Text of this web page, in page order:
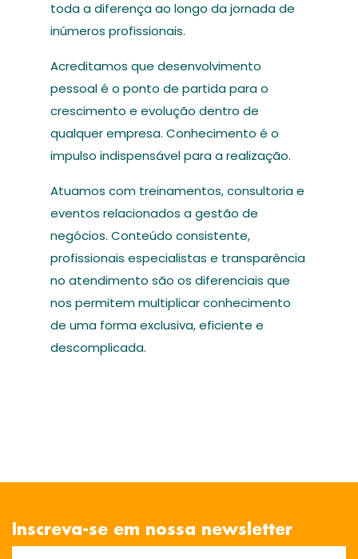
toda a diferença ao longo da jornada de
inúmeros profissionais.
Acreditamos que desenvolvimento
pessoal é o ponto de partida para o
crescimento e evolução dentro de
qualquer empresa. Conhecimento é o
impulso indispensável para a realização.
Atuamos com treinamentos, consultoria e
eventos relacionados a gestão de
negócios. Conteúdo consistente,
profissionais especialistas e transparência
no atendimento são os diferenciais que
nos permitem multiplicar conhecimento
de uma forma exclusiva, eficiente e
descomplicada.
Inscreva-se em nossa newsletter